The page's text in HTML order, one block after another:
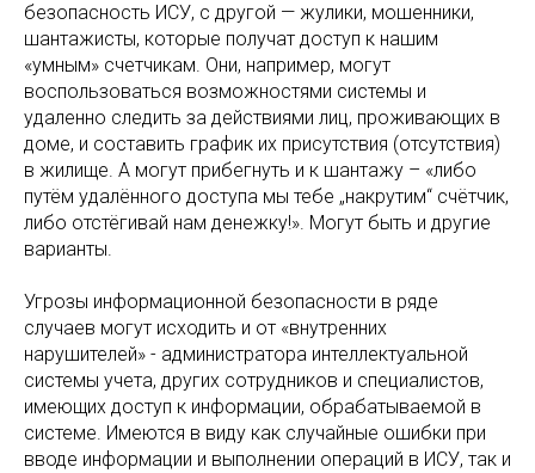
безопасность ИСУ, с другой — жулики, мошенники,
шантажисты, которые получат доступ к нашим
«умным» счетчикам. Они, например, могут
воспользоваться возможностями системы и
удаленно следить за действиями лиц, проживающих в
доме, и составить график их присутствия (отсутствия)
в жилище. А могут прибегнуть и к шантажу – «либо
путём удалённого доступа мы тебе „накрутим“ счётчик,
либо отстёгивай нам денежку!». Могут быть и другие
варианты.
Угрозы информационной безопасности в ряде
случаев могут исходить и от «внутренних
нарушителей» - администратора интеллектуальной
системы учета, других сотрудников и специалистов,
имеющих доступ к информации, обрабатываемой в
системе. Имеются в виду как случайные ошибки при
вводе информации и выполнении операций в ИСУ, так и